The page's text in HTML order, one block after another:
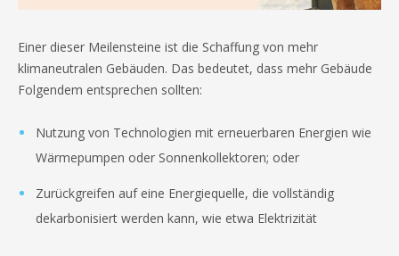
Einer dieser Meilensteine ist die Schaffung von mehr
klimaneutralen Gebäuden. Das bedeutet, dass mehr Gebäude
Folgendem entsprechen sollten:
Nutzung von Technologien mit erneuerbaren Energien wie
Wärmepumpen oder Sonnenkollektoren; oder
Zurückgreifen auf eine Energiequelle, die vollständig
dekarbonisiert werden kann, wie etwa Elektrizität